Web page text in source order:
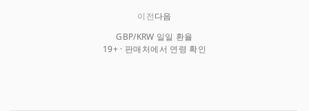
GBP/KRW 일일 환율
19+ · 판매처에서 연령 확인
이전다음